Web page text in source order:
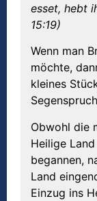
esset, hebt
15:19)
Wenn man
möchte,
kleines
Obwohl die
Heilige
begannen,
Land
Einzug ins